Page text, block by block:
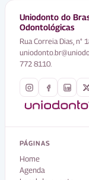
Uniodonto do
Odontológicas
Rua Correia Dias, n°
772 8110.
PÁGINAS
Home
Agenda